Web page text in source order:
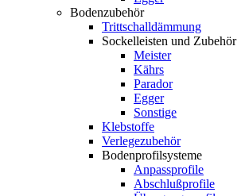
Bodenzubehör
Trittschalldämmung
Sockelleisten und Zubehör
Meister
Kährs
Parador
Egger
Sonstige
Klebstoffe
Verlegezubehör
Bodenprofilsysteme
Anpassprofile
Abschlußprofile